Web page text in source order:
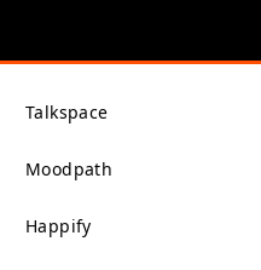
Talkspace
Moodpath
Happify